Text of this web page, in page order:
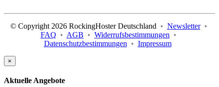
© Copyright 2026 RockingHoster Deutschland • Newsletter •
FAQ • AGB • Widerrufsbestimmungen •
Datenschutzbestimmungen • Impressum
×
Aktuelle Angebote